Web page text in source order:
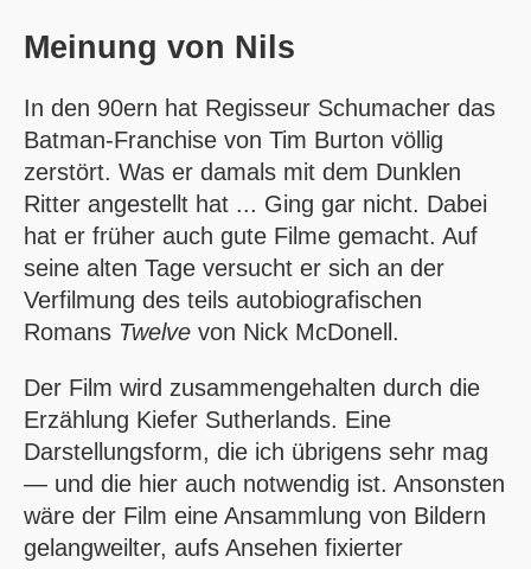
Meinung von Nils
In den 90ern hat Regisseur Schumacher das
Batman-Franchise von Tim Burton völlig
zerstört. Was er damals mit dem Dunklen
Ritter angestellt hat ... Ging gar nicht. Dabei
hat er früher auch gute Filme gemacht. Auf
seine alten Tage versucht er sich an der
Verfilmung des teils autobiografischen
Romans Twelve von Nick McDonell.
Der Film wird zusammengehalten durch die
Erzählung Kiefer Sutherlands. Eine
Darstellungsform, die ich übrigens sehr mag
— und die hier auch notwendig ist. Ansonsten
wäre der Film eine Ansammlung von Bildern
gelangweilter, aufs Ansehen fixierter